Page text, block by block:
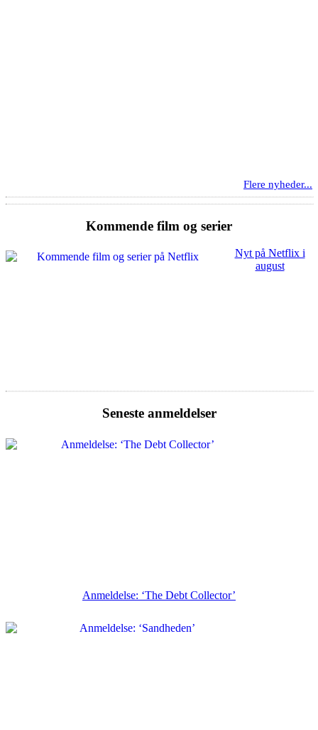
Flere nyheder...
Kommende film og serier
Nyt på Netflix i
august
Seneste anmeldelser
Anmeldelse: ‘The Debt Collector’